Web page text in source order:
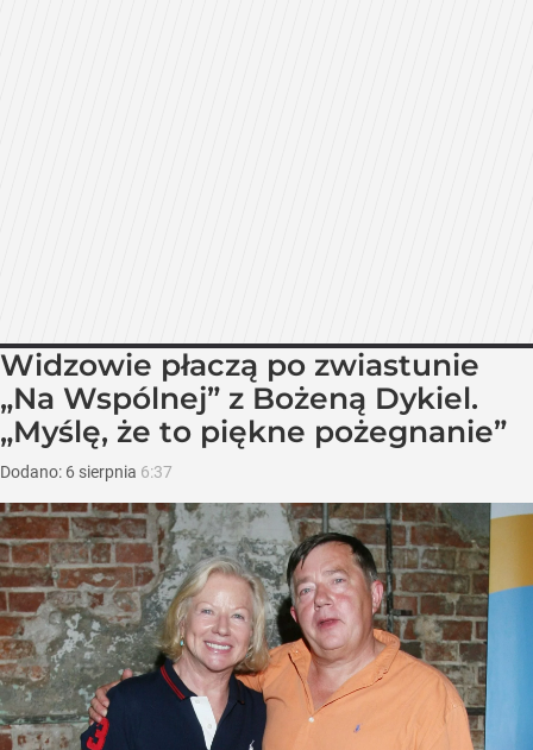
Widzowie płaczą po zwiastunie
„Na Wspólnej” z Bożeną Dykiel.
„Myślę, że to piękne pożegnanie”
Dodano: 6 sierpnia 6:37